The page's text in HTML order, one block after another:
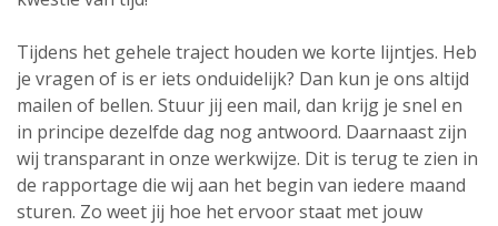
Tijdens het gehele traject houden we korte lijntjes. Heb
je vragen of is er iets onduidelijk? Dan kun je ons altijd
mailen of bellen. Stuur jij een mail, dan krijg je snel en
in principe dezelfde dag nog antwoord. Daarnaast zijn
wij transparant in onze werkwijze. Dit is terug te zien in
de rapportage die wij aan het begin van iedere maand
sturen. Zo weet jij hoe het ervoor staat met jouw